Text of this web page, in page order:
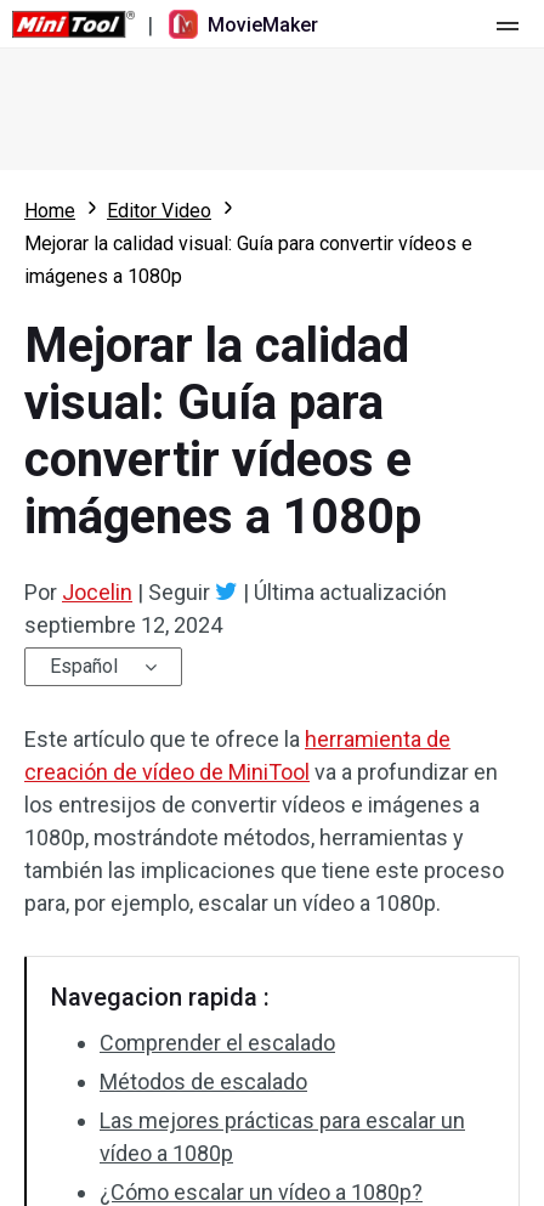
| MovieMaker
Novedades
Edición multipista
Relación de aspecto
Velocidad/Marcha atrás
Recortar/Dividir/Cortar
Efectos de audio
Texto/Elemento
Color de vídeo
Rotar/Voltear
Procesamiento por lotes
Recursos
Trucos para editar vídeo
Grabador de pantalla
Convertidor de vídeo
Descargador de vídeos online
Home
Editor Video
Mejorar la calidad visual: Guía para convertir vídeos e
imágenes a 1080p
Mejorar la calidad
visual: Guía para
convertir vídeos e
imágenes a 1080p
Por Jocelin | Seguir | Última actualización
septiembre 12, 2024
Español
Este artículo que te ofrece la herramienta de
creación de vídeo de MiniTool va a profundizar en
los entresijos de convertir vídeos e imágenes a
1080p, mostrándote métodos, herramientas y
también las implicaciones que tiene este proceso
para, por ejemplo, escalar un vídeo a 1080p.
Navegacion rapida :
Comprender el escalado
Métodos de escalado
Las mejores prácticas para escalar un
vídeo a 1080p
¿Cómo escalar un vídeo a 1080p?